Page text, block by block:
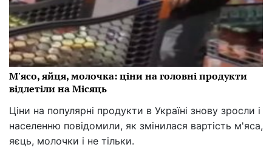
М'ясо, яйця, молочка: ціни на головні продукти
відлетіли на Місяць
Ціни на популярні продукти в Україні знову зросли і
населенню повідомили, як змінилася вартість м'яса,
яєць, молочки і не тільки.